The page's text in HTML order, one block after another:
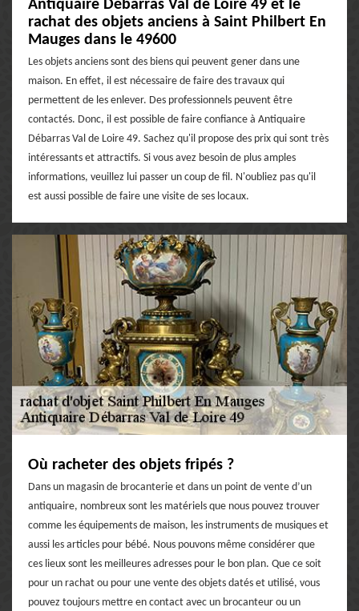
Antiquaire Débarras Val de Loire 49 et le
rachat des objets anciens à Saint Philbert En
Mauges dans le 49600
Les objets anciens sont des biens qui peuvent gener dans une
maison. En effet, il est nécessaire de faire des travaux qui
permettent de les enlever. Des professionnels peuvent être
contactés. Donc, il est possible de faire confiance à Antiquaire
Débarras Val de Loire 49. Sachez qu'il propose des prix qui sont très
intéressants et attractifs. Si vous avez besoin de plus amples
informations, veuillez lui passer un coup de fil. N'oubliez pas qu'il
est aussi possible de faire une visite de ses locaux.
Où racheter des objets fripés ?
Dans un magasin de brocanterie et dans un point de vente d’un
antiquaire, nombreux sont les matériels que nous pouvez trouver
comme les équipements de maison, les instruments de musiques et
aussi les articles pour bébé. Nous pouvons même considérer que
ces lieux sont les meilleures adresses pour le bon plan. Que ce soit
pour un rachat ou pour une vente des objets datés et utilisé, vous
pouvez toujours mettre en contact avec un brocanteur ou un